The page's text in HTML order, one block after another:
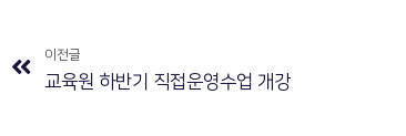
이전글
교육원 하반기 직접운영수업 개강